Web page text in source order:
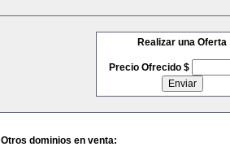
Realizar una Oferta
Precio Ofrecido $
Otros dominios en venta: